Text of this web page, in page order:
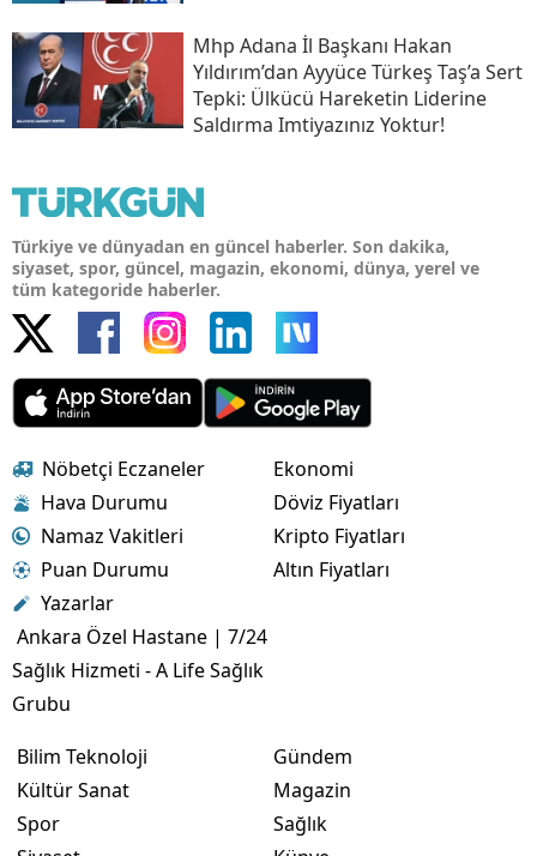
Mhp Adana İl Başkanı Hakan
Yıldırım’dan Ayyüce Türkeş Taş’a Sert
Tepki: Ülkücü Hareketin Liderine
Saldırma Imtiyazınız Yoktur!
Türkiye ve dünyadan en güncel haberler. Son dakika,
siyaset, spor, güncel, magazin, ekonomi, dünya, yerel ve
tüm kategoride haberler.
Nöbetçi Eczaneler
Hava Durumu
Namaz Vakitleri
Puan Durumu
Yazarlar
Ankara Özel Hastane | 7/24
Sağlık Hizmeti - A Life Sağlık
Grubu
Ekonomi
Döviz Fiyatları
Kripto Fiyatları
Altın Fiyatları
Bilim Teknoloji
Kültür Sanat
Spor
Gündem
Magazin
Sağlık